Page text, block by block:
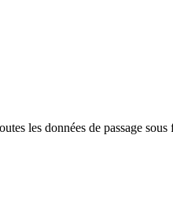
les données de passage